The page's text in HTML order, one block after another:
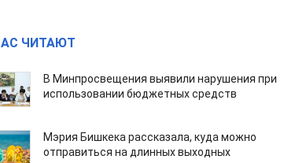
ЧИТАЮТ
В Минпросвещения выявили нарушения при
использовании бюджетных средств
Мэрия Бишкека рассказала, куда можно
отправиться на длинных выходных